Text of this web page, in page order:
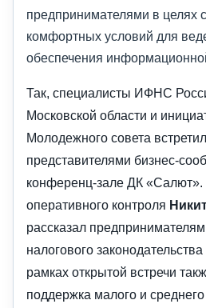
предпринимателями в целях
комфортных условий для
обеспечения
Так, специалисты ИФНС
Московской области и
Молодежного совета
представителями бизнес-
конференц-зале ДК «Салют».
оперативного контроля
рассказал
налогового
рамках открытой встречи
поддержка малого и